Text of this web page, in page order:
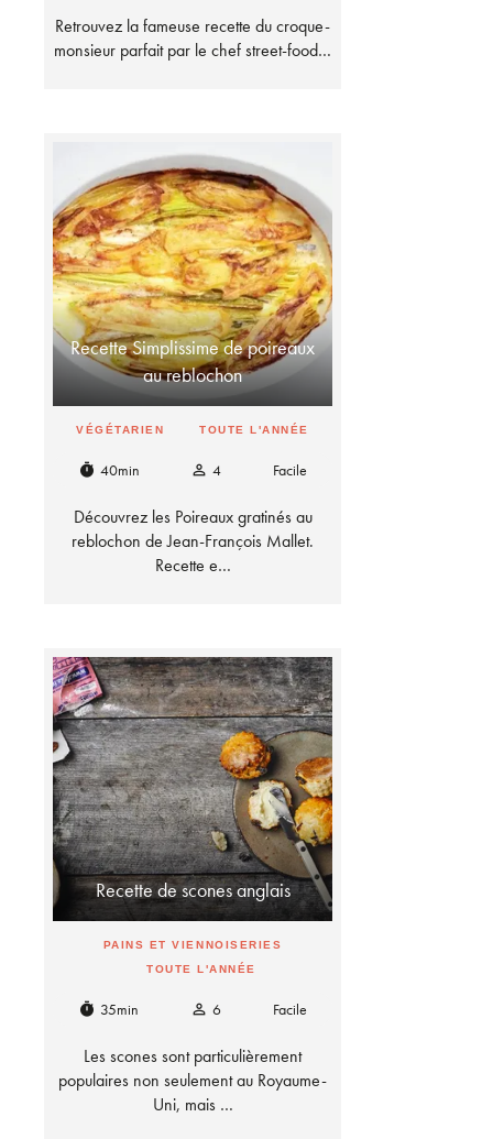
Retrouvez la fameuse recette du croque-
monsieur parfait par le chef street-food…
Recette Simplissime de poireaux
au reblochon
VÉGÉTARIEN TOUTE L'ANNÉE
timer 40min person_outline 4 Facile
Découvrez les Poireaux gratinés au
reblochon de Jean-François Mallet.
Recette e…
Recette de scones anglais
PAINS ET VIENNOISERIES
TOUTE L'ANNÉE
timer 35min person_outline 6 Facile
Les scones sont particulièrement
populaires non seulement au Royaume-
Uni, mais …